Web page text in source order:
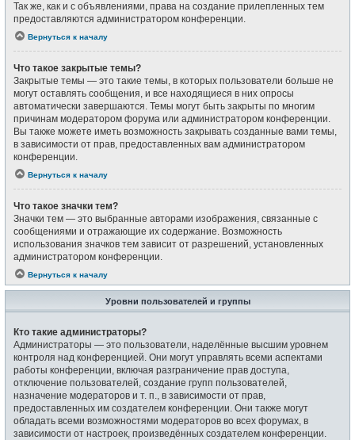
Так же, как и с объявлениями, права на создание прилепленных тем
предоставляются администратором конференции.
Вернуться к началу
Что такое закрытые темы?
Закрытые темы — это такие темы, в которых пользователи больше не
могут оставлять сообщения, и все находящиеся в них опросы
автоматически завершаются. Темы могут быть закрыты по многим
причинам модератором форума или администратором конференции.
Вы также можете иметь возможность закрывать созданные вами темы,
в зависимости от прав, предоставленных вам администратором
конференции.
Вернуться к началу
Что такое значки тем?
Значки тем — это выбранные авторами изображения, связанные с
сообщениями и отражающие их содержание. Возможность
использования значков тем зависит от разрешений, установленных
администратором конференции.
Вернуться к началу
Уровни пользователей и группы
Кто такие администраторы?
Администраторы — это пользователи, наделённые высшим уровнем
контроля над конференцией. Они могут управлять всеми аспектами
работы конференции, включая разграничение прав доступа,
отключение пользователей, создание групп пользователей,
назначение модераторов и т. п., в зависимости от прав,
предоставленных им создателем конференции. Они также могут
обладать всеми возможностями модераторов во всех форумах, в
зависимости от настроек, произведённых создателем конференции.